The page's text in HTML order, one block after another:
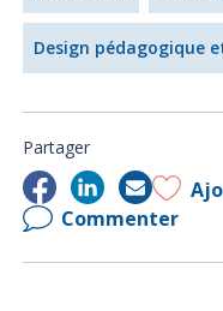
Design pédagogique
Partager
Commenter